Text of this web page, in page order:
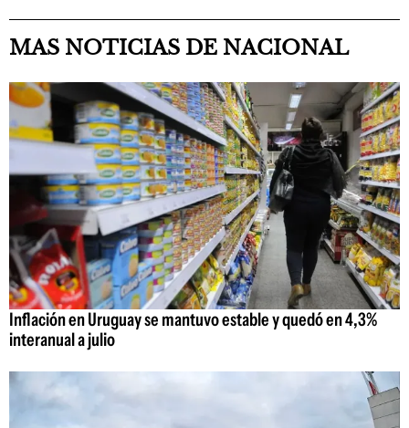
MAS NOTICIAS DE NACIONAL
Inflación en Uruguay se mantuvo estable y quedó en 4,3%
interanual a julio